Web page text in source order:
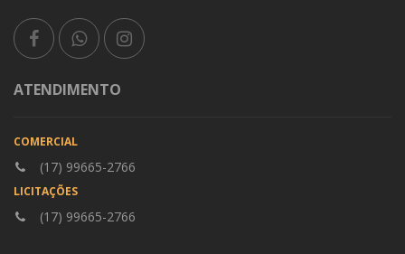
ATENDIMENTO
COMERCIAL
(17) 99665-2766
LICITAÇÕES
(17) 99665-2766